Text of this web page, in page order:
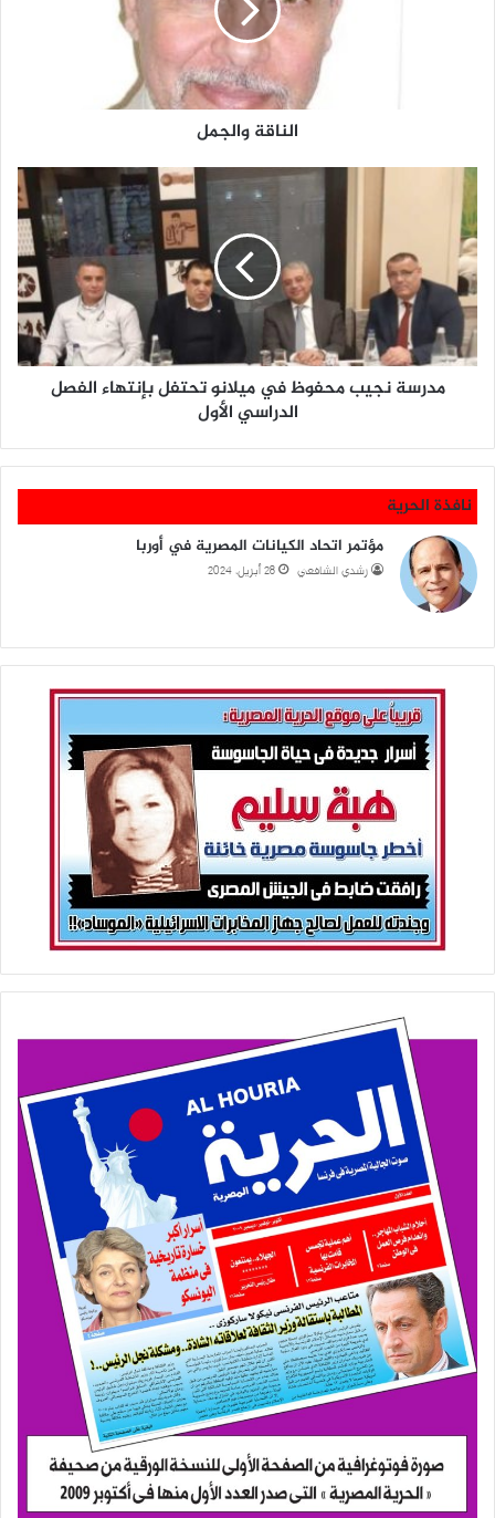
الناقة والجمل
مدرسة
نجيب
محفوظ
في
ميلانو
تحتفل
بإنتهاء
الدراسي
الأول
مدرسة نجيب محفوظ في ميلانو تحتفل بإنتهاء الفصل
الدراسي الأول
نافذة الحرية
مؤتمر اتحاد الكيانات المصرية في أوربا
رشدي الشافعي 28 أبريل، 2024